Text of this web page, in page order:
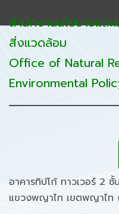
สำนักงานนโยบายแล
สิ่งแวดล้อม
Office of Natural
Environmental
อาคารทิปโก้ ทาวเวอร์ 2
แขวงพญาไท เขตพญาไท